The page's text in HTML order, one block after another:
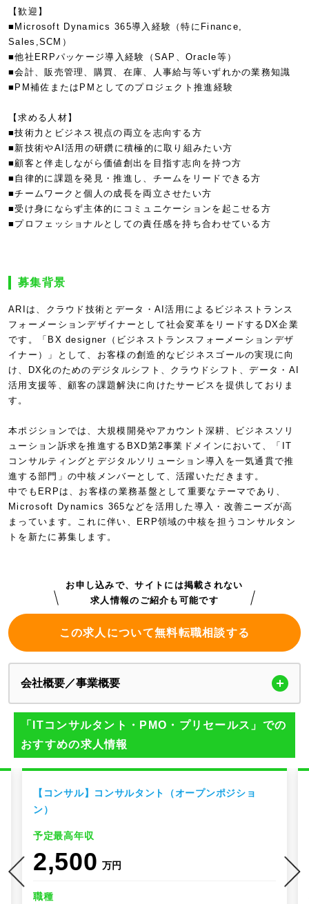
【歓迎】
■Microsoft Dynamics 365導入経験（特にFinance,
Sales,SCM）
■他社ERPパッケージ導入経験（SAP、Oracle等）
■会計、販売管理、購買、在庫、人事給与等いずれかの業務知識
■PM補佐またはPMとしてのプロジェクト推進経験
【求める人材】
■技術力とビジネス視点の両立を志向する方
■新技術やAI活用の研鑽に積極的に取り組みたい方
■顧客と伴走しながら価値創出を目指す志向を持つ方
■自律的に課題を発見・推進し、チームをリードできる方
■チームワークと個人の成長を両立させたい方
■受け身にならず主体的にコミュニケーションを起こせる方
■プロフェッショナルとしての責任感を持ち合わせている方
募集背景
ARIは、クラウド技術とデータ・AI活用によるビジネストランス
フォーメーションデザイナーとして社会変革をリードするDX企業
です。「BX designer（ビジネストランスフォーメーションデザ
イナー）」として、お客様の創造的なビジネスゴールの実現に向
け、DX化のためのデジタルシフト、クラウドシフト、データ・AI
活用支援等、顧客の課題解決に向けたサービスを提供しておりま
す。
本ポジションでは、大規模開発やアカウント深耕、ビジネスソリ
ューション訴求を推進するBXD第2事業ドメインにおいて、「IT
コンサルティングとデジタルソリューション導入を一気通貫で推
進する部門」の中核メンバーとして、活躍いただきます。
中でもERPは、お客様の業務基盤として重要なテーマであり、
Microsoft Dynamics 365などを活用した導入・改善ニーズが高
まっています。これに伴い、ERP領域の中核を担うコンサルタン
トを新たに募集します。
お申し込みで、サイトには掲載されない
求人情報のご紹介も可能です
この求人について無料転職相談する
会社概要／事業概要
「ITコンサルタント・PMO・プリセールス」での
おすすめの求人情報
【コンサル】コンサルタント（オープンポジショ
ン）
予定最高年収
2,500 万円
職種